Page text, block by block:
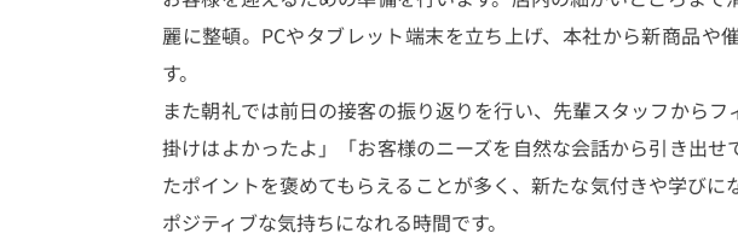
麗に整頓。PCやタブレット端末を立ち上げ、本社から新商品や
す。
また朝礼では前日の接客の振り返りを行い、先輩スタッフから
掛けはよかったよ」「お客様のニーズを自然な会話から引き出せ
たポイントを褒めてもらえることが多く、新たな気付きや学び
ポジティブな気持ちになれる時間です。